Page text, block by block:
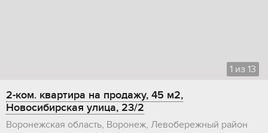
1 из 13
2-ком. квартира на продажу, 45 м2,
Новосибирская улица, 23/2
Воронежская область, Воронеж, Левобережный район